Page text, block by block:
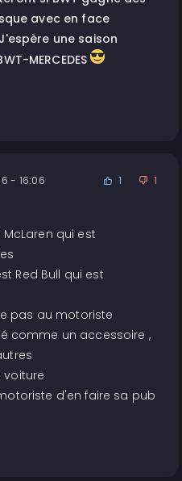
avec en face
une saison
MERCEDES
- 16:06 1 1
qui est
Red Bull qui est
pas au motoriste
comme un accessoire ,
voiture
d'en faire sa pub